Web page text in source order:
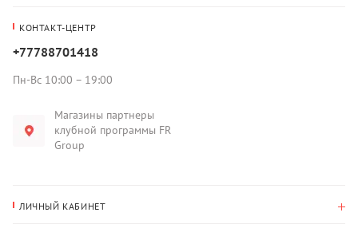
КОНТАКТ-ЦЕНТР
+77788701418
Пн-Вс 10:00 – 19:00
Магазины партнеры
клубной программы FR
Group
ЛИЧНЫЙ КАБИНЕТ